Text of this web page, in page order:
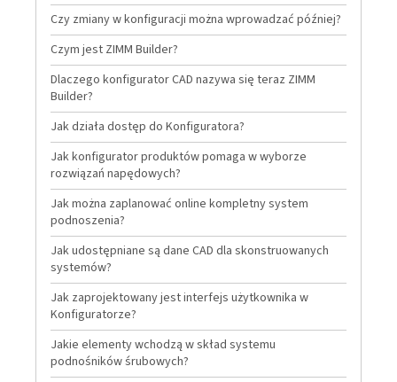
Czy zmiany w konfiguracji można wprowadzać później?
Czym jest ZIMM Builder?
Dlaczego konfigurator CAD nazywa się teraz ZIMM
Builder?
Jak działa dostęp do Konfiguratora?
Jak konfigurator produktów pomaga w wyborze
rozwiązań napędowych?
Jak można zaplanować online kompletny system
podnoszenia?
Jak udostępniane są dane CAD dla skonstruowanych
systemów?
Jak zaprojektowany jest interfejs użytkownika w
Konfiguratorze?
Jakie elementy wchodzą w skład systemu
podnośników śrubowych?